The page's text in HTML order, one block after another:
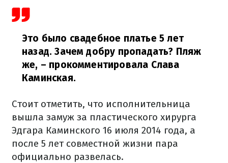
Это было свадебное платье 5 лет
назад. Зачем добру пропадать? Пляж
же, – прокомментировала Слава
Каминская.
Стоит отметить, что исполнительница
вышла замуж за пластического хирурга
Эдгара Каминского 16 июля 2014 года, а
после 5 лет совместной жизни пара
официально развелась.